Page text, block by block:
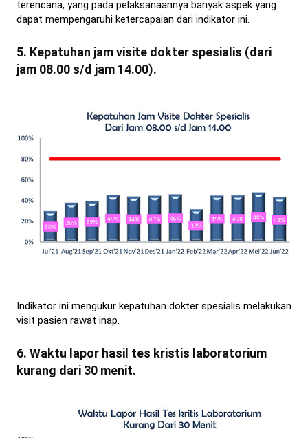
terencana, yang pada pelaksanaannya banyak aspek yang
dapat mempengaruhi ketercapaian dari indikator ini.
5. Kepatuhan jam visite dokter spesialis (dari
jam 08.00 s/d jam 14.00).
Indikator ini mengukur kepatuhan dokter spesialis melakukan
visit pasien rawat inap.
6. Waktu lapor hasil tes kristis laboratorium
kurang dari 30 menit.